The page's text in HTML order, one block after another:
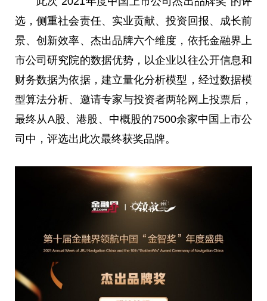
选，侧重社会责任、实业贡献、投资 回报、成长前
景、创新效率、杰出品牌六个维度，依托金融界上
市公司研究院的数据优势，以企业以往公开信息和
财务数据为依据，建立量化分析模型，经过数据模
型算法分析、邀请专家与投资者两轮网上投票后，
最终从A股、港股、中概股的7500余家中国上市公
司中，评选出此次最终获奖品牌。